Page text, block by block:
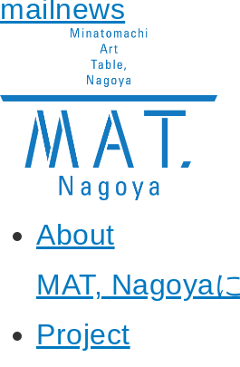
About
MAT, Nagoya
Project